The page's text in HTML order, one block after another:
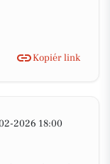
Kopiér link
2026 18:00